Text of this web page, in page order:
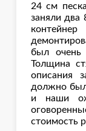
24 см
заняли два
был очень
Толщина
описания
должно
и наши
стоимость